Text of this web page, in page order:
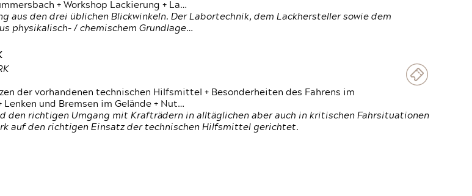
+ Workshop Lackierung + La…
aus den drei üblichen Blickwinkeln. Der Labortechnik, dem Lackhersteller sowie dem
physikalisch- / chemischem Grundlage…
der vorhandenen technischen Hilfsmittel + Besonderheiten des Fahrens im
und Bremsen im Gelände + Nut…
den richtigen Umgang mit Krafträdern in alltäglichen aber auch in kritischen Fahrsituationen
auf den richtigen Einsatz der technischen Hilfsmittel gerichtet.